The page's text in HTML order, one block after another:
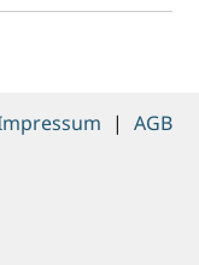
| AGB